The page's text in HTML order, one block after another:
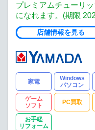
プレミアムチューリ
になれます。(期限
店舗情報を見る
家電
Windows
パソコン
ゲーム
ソフト
PC買取
お手軽
リフォーム